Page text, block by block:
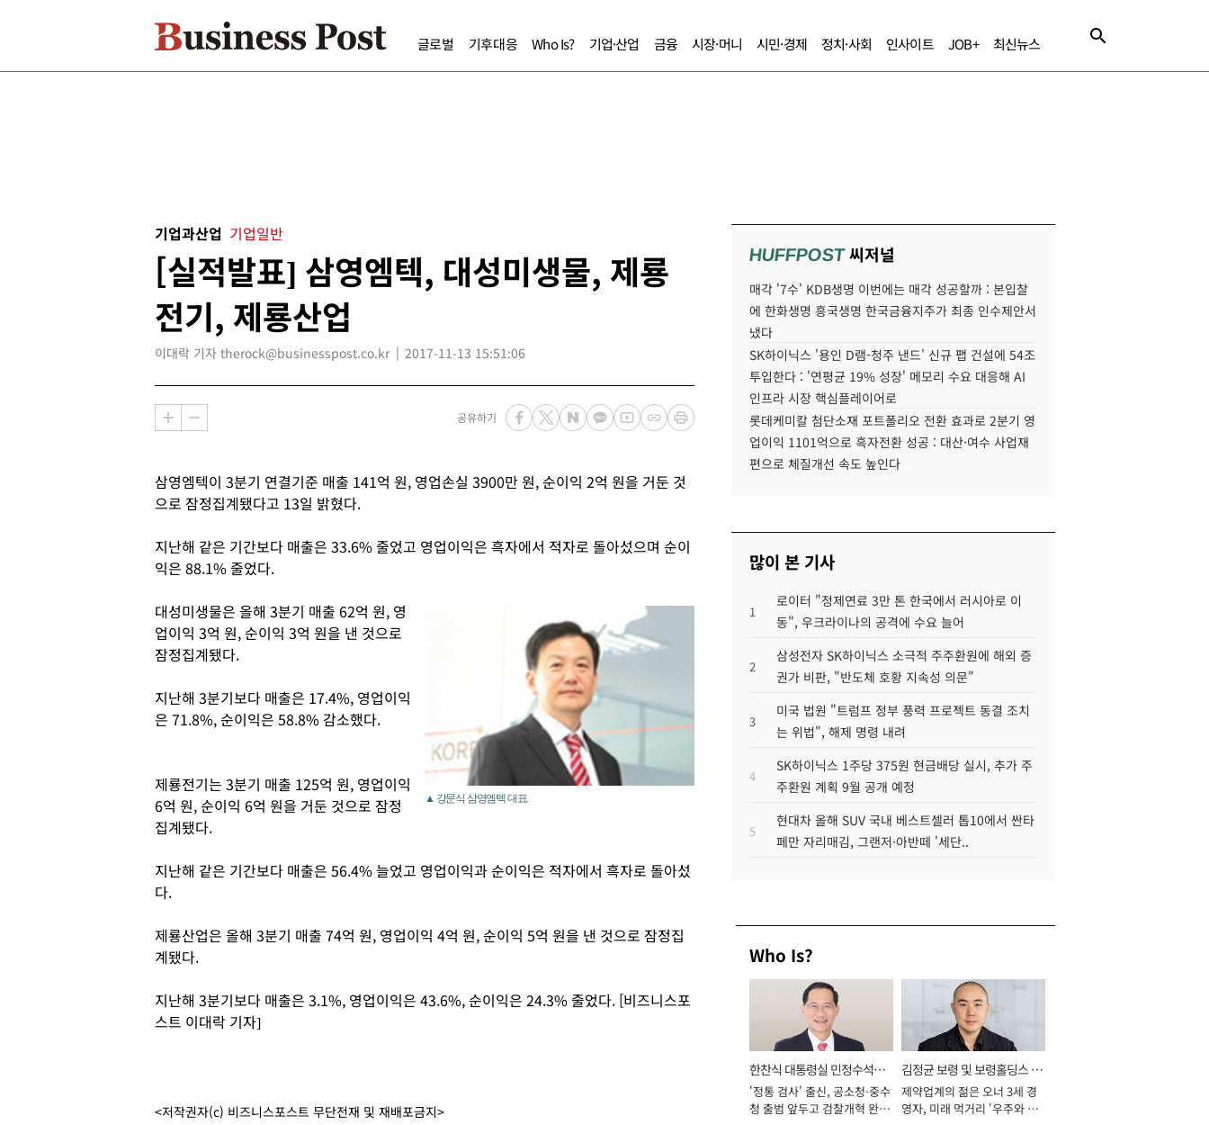
글로벌 기후대응 Who Is? 기업·산업 금융 시장·머니 시민·경제 정치·사회 인사이트 JOB+ 최신뉴스
기업과산업 기업일반
[실적발표] 삼영엠텍, 대성미생물, 제룡
전기, 제룡산업
이대락 기자 therock@businesspost.co.kr 2017-11-13 15:51:06
공유하기
삼영엠텍이 3분기 연결기준 매출 141억 원, 영업손실 3900만 원, 순이익 2억 원을 거둔 것
으로 잠정집계됐다고 13일 밝혔다.
지난해 같은 기간보다 매출은 33.6% 줄었고 영업이익은 흑자에서 적자로 돌아섰으며 순이
익은 88.1% 줄었다.
▲ 강문식 삼영엠텍 대표.
대성미생물은 올해 3분기 매출 62억 원, 영
업이익 3억 원, 순이익 3억 원을 낸 것으로
잠정집계됐다.
지난해 3분기보다 매출은 17.4%, 영업이익
은 71.8%, 순이익은 58.8% 감소했다.
제룡전기는 3분기 매출 125억 원, 영업이익
6억 원, 순이익 6억 원을 거둔 것으로 잠정
집계됐다.
지난해 같은 기간보다 매출은 56.4% 늘었고 영업이익과 순이익은 적자에서 흑자로 돌아섰
다.
제룡산업은 올해 3분기 매출 74억 원, 영업이익 4억 원, 순이익 5억 원을 낸 것으로 잠정집
계됐다.
지난해 3분기보다 매출은 3.1%, 영업이익은 43.6%, 순이익은 24.3% 줄었다. [비즈니스포
스트 이대락 기자]
<저작권자(c) 비즈니스포스트 무단전재 및 재배포금지>
HUFFPOST씨저널
매각 '7수' KDB생명 이번에는 매각 성공할까 : 본입찰
에 한화생명 흥국생명 한국금융지주가 최종 인수제안서
냈다
SK하이닉스 '용인 D램-청주 낸드' 신규 팹 건설에 54조
투입한다 : '연평균 19% 성장' 메모리 수요 대응해 AI
인프라 시장 핵심플레이어로
롯데케미칼 첨단소재 포트폴리오 전환 효과로 2분기 영
업이익 1101억으로 흑자전환 성공 : 대산·여수 사업재
편으로 체질개선 속도 높인다
많이 본 기사
1
로이터 "정제연료 3만 톤 한국에서 러시아로 이
동", 우크라이나의 공격에 수요 늘어
2
삼성전자 SK하이닉스 소극적 주주환원에 해외 증
권가 비판, "반도체 호황 지속성 의문"
3
미국 법원 "트럼프 정부 풍력 프로젝트 동결 조치
는 위법", 해제 명령 내려
4
SK하이닉스 1주당 375원 현금배당 실시, 추가 주
주환원 계획 9월 공개 예정
5
현대차 올해 SUV 국내 베스트셀러 톱10에서 싼타
페만 자리매김, 그랜저·아반떼 '세단..
Who Is?
한찬식 대통령실 민정수석비
서관
'정통 검사' 출신, 공소청·중수
청 출범 앞두고 검찰개혁 완수
김정균 보령 및 보령홀딩스 대
표이사 사장
제약업계의 젊은 오너 3세 경
영자, 미래 먹거리 '우주와 헬